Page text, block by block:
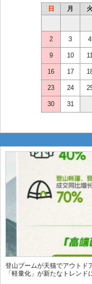
日 月 火
2 3 4
9 10
16 17
23 24
30 31
登山ブームが天猫でアウトド
「軽量化」が新たなトレンド